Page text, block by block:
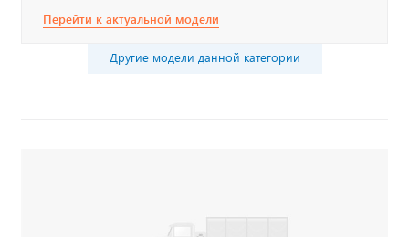
Перейти к актуальной модели
Другие модели данной категории